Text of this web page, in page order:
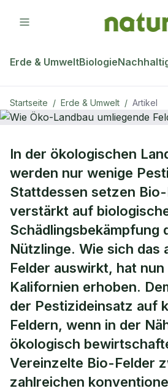
Erde & UmweltBiologie
Startseite / Erde & Umwelt / Artikel
Wie Öko-Landbau
Felder beeinflusst
In der ökologischen
werden nur wenige
Stattdessen setzen
verstärkt auf
Schädlingsbekämpfung
Nützlinge. Wie sich das
Felder auswirkt, hat
Kalifornien erhoben.
der Pestizideinsatz auf
Feldern, wenn in der
ökologisch
Vereinzelte Bio-Felder
zahlreichen